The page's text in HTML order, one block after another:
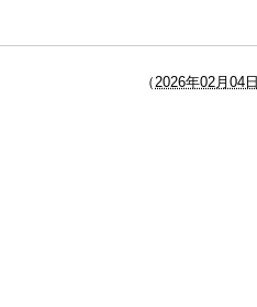
（2026年02月04日